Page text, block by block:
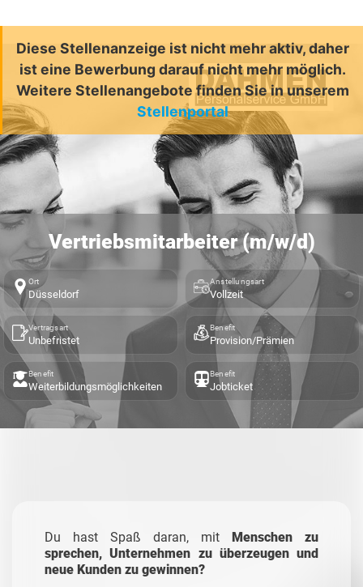
Diese Stellenanzeige ist nicht mehr aktiv, daher
ist eine Bewerbung darauf nicht mehr möglich.
Weitere Stellenangebote finden Sie in unserem
Stellenportal
Vertriebsmitarbeiter (m/w/d)
Ort
Düsseldorf
Anstellungsart
Vollzeit
Vertragsart
Unbefristet
Benefit
Provision/Prämien
Benefit
Weiterbildungsmöglichkeiten
Benefit
Jobticket
Du hast Spaß daran, mit Menschen zu
sprechen, Unternehmen zu überzeugen und
neue Kunden zu gewinnen?